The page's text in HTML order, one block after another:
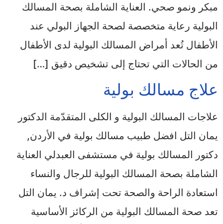
مبكر ونمو صحي. العناية الشاملة بصحة المسالك
البولية رعاية متخصصة لصحة الجهاز البولي عند
الأطفال تُعد أمراض المسالك البولية لدى الأطفال
من الحالات التي تحتاج إلى تشخيص دقيق […]
علاج مسالك بولية
علاجات المسالك البولية و الكلى المتقدّمة الدكتور
يمان التل افضل طبيب مسالك بولية في الأردن,
دكتور المسالك بولية في مستشفى العبدلي العناية
الشاملة بصحة المسالك البولية للرجال والنساء
استعادة الراحة والصحة تحت إشراف د. يمان التل
تعد صحة المسالك البولية من الركائز الأساسية